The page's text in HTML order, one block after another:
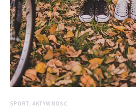
SPORT, AKTYWNOŚĆ